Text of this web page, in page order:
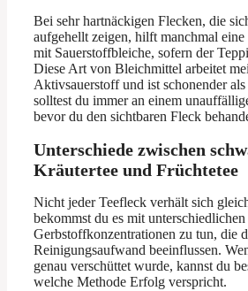
Bei sehr hartnäckigen Flecken, die
aufgehellt zeigen, hilft manchmal
mit Sauerstoffbleiche, sofern der
Diese Art von Bleichmittel arbeitet
Aktivsauerstoff und ist schonender als
solltest du immer an einem
bevor du den sichtbaren Fleck
Unterschiede zwischen
Kräutertee und Früchtetee
Nicht jeder Teefleck verhält sich
bekommst du es mit
Gerbstoffkonzentrationen zu tun, die
Reinigungsaufwand beeinflussen.
genau verschüttet wurde, kannst du
welche Methode Erfolg verspricht.